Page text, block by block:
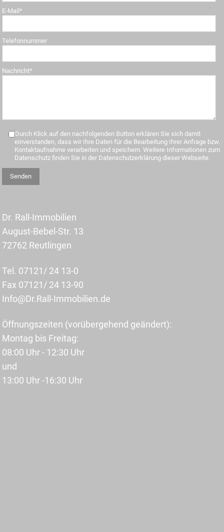
E-Mail*
Telefonnummer
Nachricht*
Durch Klick auf den nachfolgenden Button erklären Sie sich damit
einverstanden, dass wir Ihre Daten für die Bearbeitung Ihrer Anfrage bzw.
Kontaktaufnahme verarbeiten und speichern. Weitere Informationen zum
Datenschutz finden Sie in der Datenschutzerklärung dieser Webseite.
Dr. Rall-Immobilien
August-Bebel-Str. 13
72762 Reutlingen
Tel. 07121/ 24 13-0
Fax 07121/ 24 13-90
Info@Dr.Rall-Immobilien.de
Öffnungszeiten (vorübergehend geändert):
Montag bis Freitag:
08:00 Uhr - 12:30 Uhr
und
13:00 Uhr -16:30 Uhr